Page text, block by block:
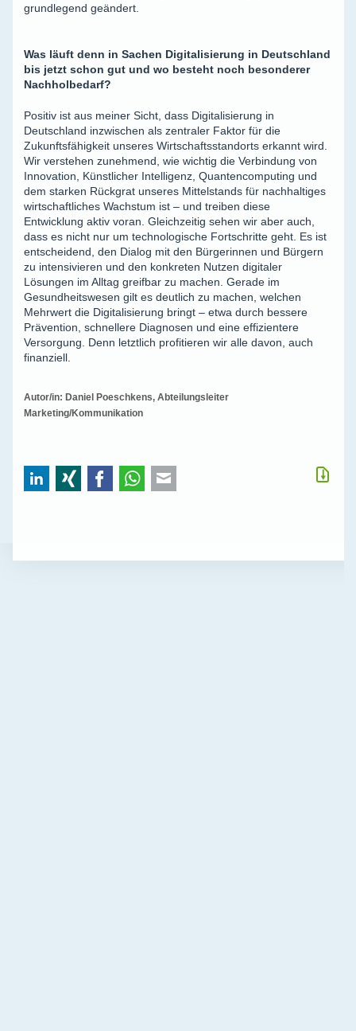
grundlegend geändert.
Was läuft denn in Sachen Digitalisierung in Deutschland
bis jetzt schon gut und wo besteht noch besonderer
Nachholbedarf?
Positiv ist aus meiner Sicht, dass Digitalisierung in
Deutschland inzwischen als zentraler Faktor für die
Zukunftsfähigkeit unseres Wirtschaftsstandorts erkannt wird.
Wir verstehen zunehmend, wie wichtig die Verbindung von
Innovation, Künstlicher Intelligenz, Quantencomputing und
dem starken Rückgrat unseres Mittelstands für nachhaltiges
wirtschaftliches Wachstum ist – und treiben diese
Entwicklung aktiv voran. Gleichzeitig sehen wir aber auch,
dass es nicht nur um technologische Fortschritte geht. Es ist
entscheidend, den Dialog mit den Bürgerinnen und Bürgern
zu intensivieren und den konkreten Nutzen digitaler
Lösungen im Alltag greifbar zu machen. Gerade im
Gesundheitswesen gilt es deutlich zu machen, welchen
Mehrwert die Digitalisierung bringt – etwa durch bessere
Prävention, schnellere Diagnosen und eine effizientere
Versorgung. Denn letztlich profitieren wir alle davon, auch
finanziell.
Autor/in: Daniel Poeschkens, Abteilungsleiter
Marketing/Kommunikation
LinkedInXing FacebookWhatsApp